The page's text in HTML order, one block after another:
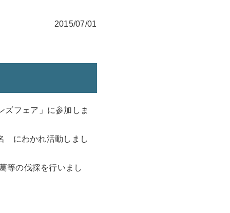
2015/07/01
ズフェア」に参加しま
にわかれ活動しまし
等の伐採を行いまし